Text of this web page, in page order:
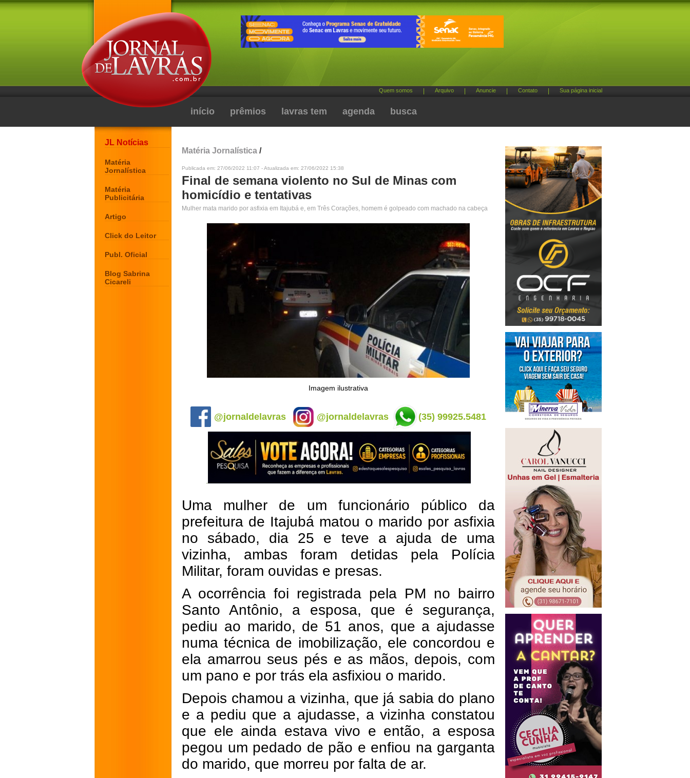
Quem somos Arquivo Anuncie Contato Sua página inicial
início prêmios lavras tem agenda busca
JL Notícias
Matéria
Jornalística
Matéria
Publicitária
Artigo
Click do Leitor
Publ. Oficial
Blog Sabrina
Cicareli
Matéria Jornalística /
Publicada em: 27/06/2022 11:07 - Atualizada em: 27/06/2022 15:38
Final de semana violento no Sul de Minas com
homicídio e tentativas
Mulher mata marido por asfixia em Itajubá e, em Três Corações, homem é golpeado com machado na cabeça
Imagem ilustrativa
@jornaldelavras @jornaldelavras (35) 99925.5481
Uma mulher de um funcionário público da
prefeitura de Itajubá matou o marido por asfixia
no sábado, dia 25 e teve a ajuda de uma
vizinha, ambas foram detidas pela Polícia
Militar, foram ouvidas e presas.
A ocorrência foi registrada pela PM no bairro
Santo Antônio, a esposa, que é segurança,
pediu ao marido, de 51 anos, que a ajudasse
numa técnica de imobilização, ele concordou e
ela amarrou seus pés e as mãos, depois, com
um pano e por trás ela asfixiou o marido.
Depois chamou a vizinha, que já sabia do plano
e a pediu que a ajudasse, a vizinha constatou
que ele ainda estava vivo e então, a esposa
pegou um pedado de pão e enfiou na garganta
do marido, que morreu por falta de ar.